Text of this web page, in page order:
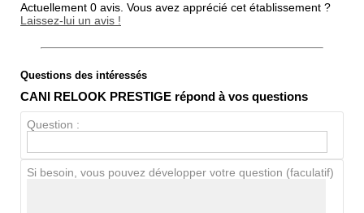
Actuellement 0 avis. Vous avez apprécié cet établissement ?
Laissez-lui un avis !
Note globale
Questions des intéressés
CANI RELOOK PRESTIGE répond à vos questions
Question :
Si besoin, vous pouvez développer votre question (faculatif)